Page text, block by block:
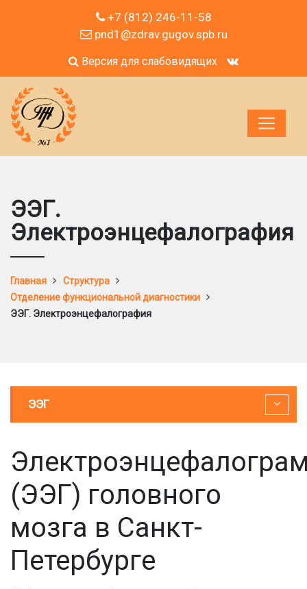
+7 (812) 246-11-58
pnd1@zdrav.gugov.spb.ru
Версия для слабовидящих
ЭЭГ.
Электроэнцефалография
Главная
Структура
Отделение функциональной диагностики
ЭЭГ. Электроэнцефалография
ЭЭГ
(ЭЭГ) головного
мозга в Санкт-
Петербурге